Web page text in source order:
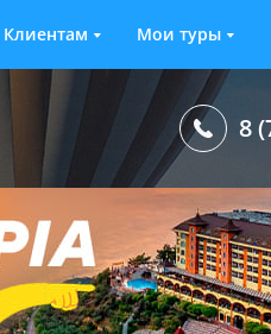
Клиентам Мои туры
8